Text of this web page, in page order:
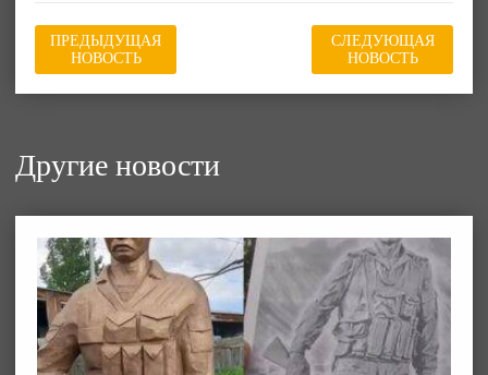
ПРЕДЫДУЩАЯ
НОВОСТЬ
СЛЕДУЮЩАЯ
НОВОСТЬ
Другие новости